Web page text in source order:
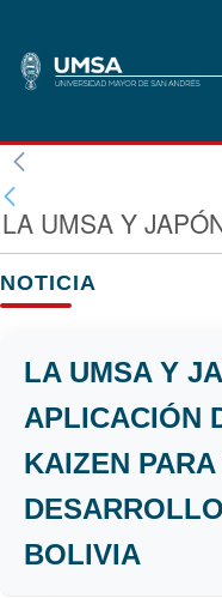
NOTICIA
LA UMSA Y
APLICACIÓN
KAIZEN
BOLIVIA